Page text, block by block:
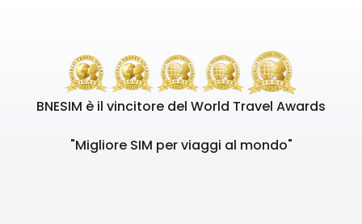
BNESIM è il vincitore del World Travel Awards
"Migliore SIM per viaggi al mondo"